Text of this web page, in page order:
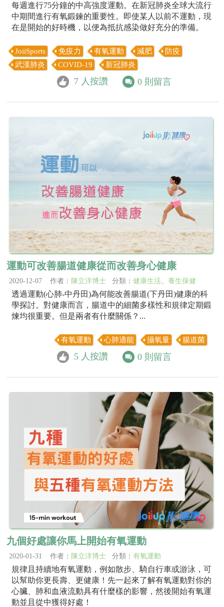
每週進行75分鐘的中高強度運動。在新冠肺炎全球大流行
中期間進行有氧鍛鍊的重要性。即使某人以前不運動，現
在是開始的好時機，以便為抵抗感染做好充分的準備。
JoiiSports 免疫力 有氧運動 減肥
防疫
武漢肺炎
COVID-19 新冠肺炎
7 人按讚 0 則留言
運動可改善腸道健康從而改善身心健康
2020-12-07 作者： 陳立洋博士 分類： 健康生活 養生保健
透過運動(心肺-中丹田)為何能改善腸道(下丹田)健康的科
學探討。對健康而言，腸道中的細菌多樣性和規律定期鍛
煉均很重要。但是兩者有什麼關係？...
有氧運動 心肺適能 攝氧量 腸道菌
5 人按讚 0 則留言
九個好處讓你馬上開始有氧運動
2020-01-31 作者： 陳立洋博士 分類： 有氧運動
規律且持續地有氧運動，例如散步、騎自行車或游泳，可
以幫助你更長壽、更健康！先一起來了解有氧運動對你的
心臟、肺和血液流動具有什麼樣的影響，然後開始有氧運
動並且從中獲得好處！